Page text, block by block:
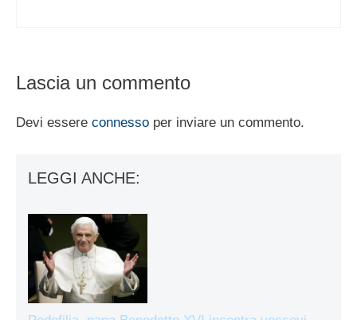
Lascia un commento
Devi essere connesso per inviare un commento.
LEGGI ANCHE: